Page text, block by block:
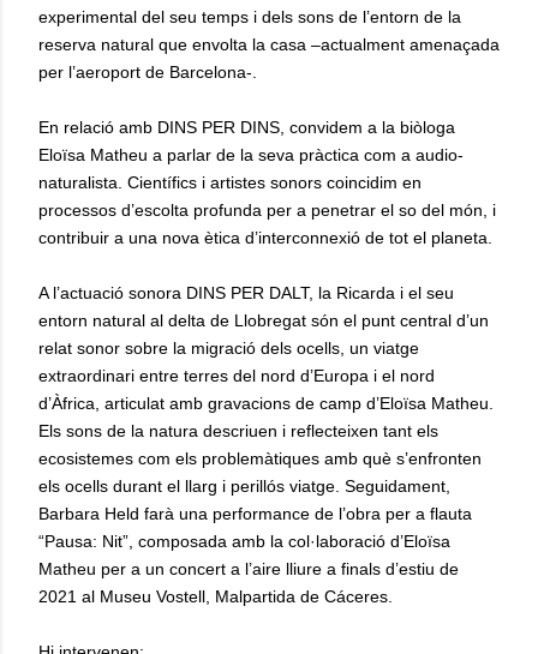
experimental del seu temps i dels sons de l’entorn de la
reserva natural que envolta la casa –actualment amenaçada
per l’aeroport de Barcelona-.
En relació amb DINS PER DINS, convidem a la biòloga
Eloïsa Matheu a parlar de la seva pràctica com a audio-
naturalista. Científics i artistes sonors coincidim en
processos d’escolta profunda per a penetrar el so del món, i
contribuir a una nova ètica d’interconnexió de tot el planeta.
A l’actuació sonora DINS PER DALT, la Ricarda i el seu
entorn natural al delta de Llobregat són el punt central d’un
relat sonor sobre la migració dels ocells, un viatge
extraordinari entre terres del nord d’Europa i el nord
d’Àfrica, articulat amb gravacions de camp d’Eloïsa Matheu.
Els sons de la natura descriuen i reflecteixen tant els
ecosistemes com els problemàtiques amb què s’enfronten
els ocells durant el llarg i perillós viatge. Seguidament,
Barbara Held farà una performance de l’obra per a flauta
“Pausa: Nit”, composada amb la col·laboració d’Eloïsa
Matheu per a un concert a l’aire lliure a finals d’estiu de
2021 al Museu Vostell, Malpartida de Cáceres.